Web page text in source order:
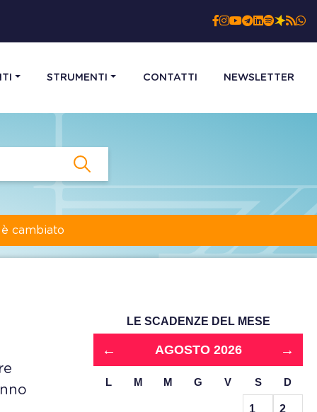
STRUMENTI CONTATTI NEWSLETTER
cambiato
LE SCADENZE DEL MESE
← AGOSTO 2026 →
L M M G V S D
1 2